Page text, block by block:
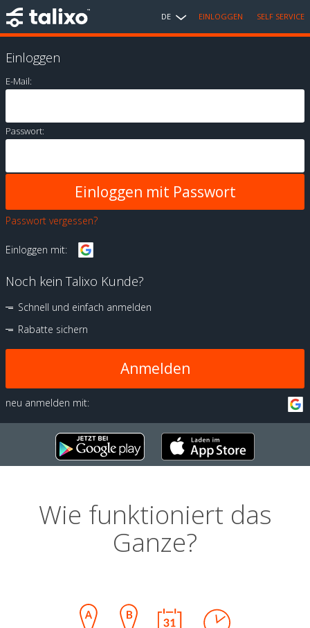
DE EINLOGGEN SELF SERVICE
Einloggen
E-Mail:
Passwort:
Passwort vergessen?
Einloggen mit:
Noch kein Talixo Kunde?
Schnell und einfach anmelden
Rabatte sichern
Anmelden
neu anmelden mit:
Wie funktioniert das
Ganze?